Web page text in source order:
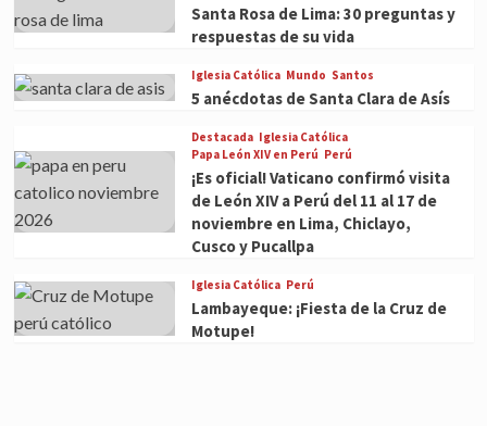
Santa Rosa de Lima: 30 preguntas y
respuestas de su vida
Iglesia Católica Mundo Santos
5 anécdotas de Santa Clara de Asís
Destacada Iglesia Católica
Papa León XIV en Perú Perú
¡Es oficial! Vaticano confirmó visita
de León XIV a Perú del 11 al 17 de
noviembre en Lima, Chiclayo,
Cusco y Pucallpa
Iglesia Católica Perú
Lambayeque: ¡Fiesta de la Cruz de
Motupe!